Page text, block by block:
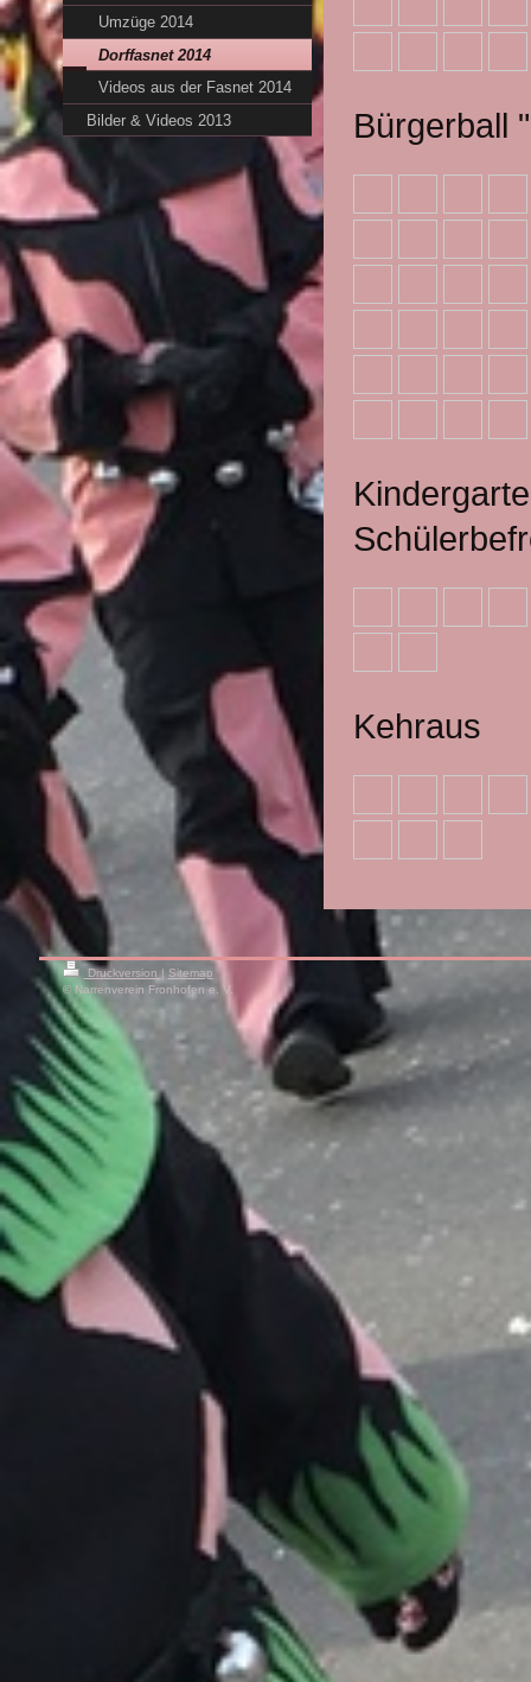
Umzüge 2014
Dorffasnet 2014
Videos aus der Fasnet 2014
Bilder & Videos 2013
Bürgerball
Kehraus
Druckversion | Sitemap
© Narrenverein Fronhofen e. V.